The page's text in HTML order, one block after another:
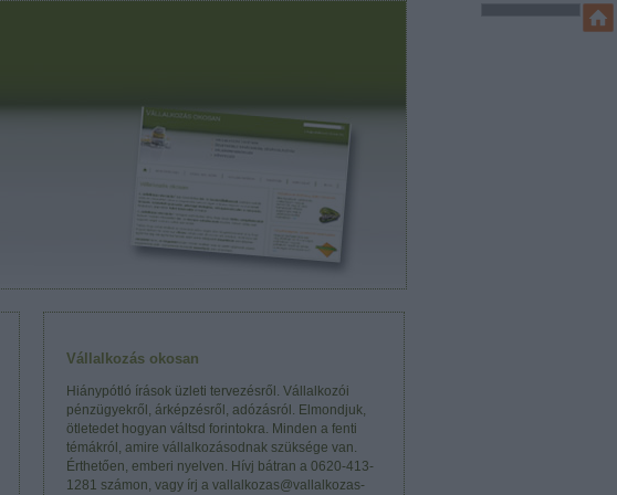
Vállalkozás okosan
Hiánypótló írások üzleti tervezésről. Vállalkozói
pénzügyekről, árképzésről, adózásról. Elmondjuk,
ötletedet hogyan váltsd forintokra. Minden a fenti
témákról, amire vállalkozásodnak szüksége van.
Érthetően, emberi nyelven. Hívj bátran a 0620-413-
1281 számon, vagy írj a vallalkozas@vallalkozas-